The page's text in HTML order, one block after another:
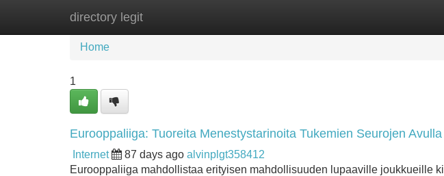
directory legit
Home New Site Listings
Home
1
Eurooppaliiga: Tuoreita Menestystarinoita Tukemien Seurojen Avulla
Internet 87 days ago alvinplgt358412
Eurooppaliiga mahdollistaa erityisen mahdollisuuden lupaaville joukkueille